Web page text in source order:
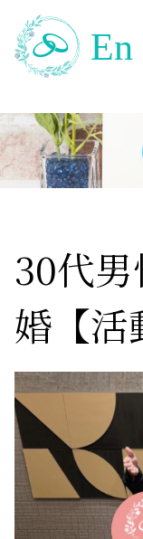
30代
婚【活